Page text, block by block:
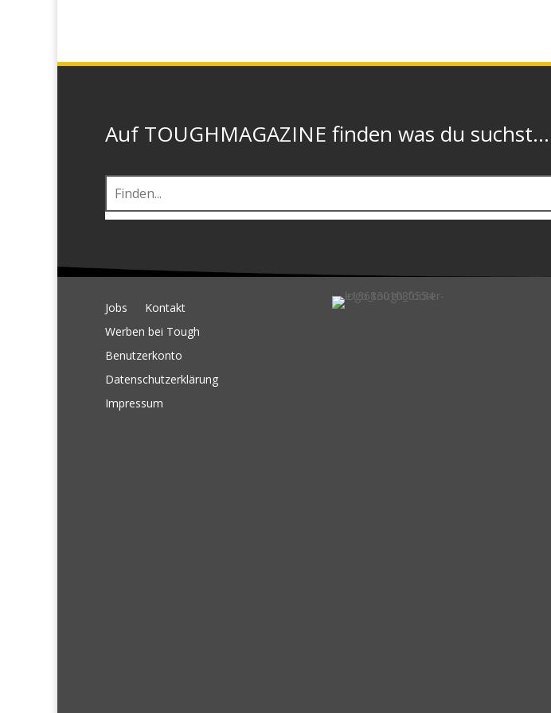
Auf TOUGHMAGAZINE finden was du suchst...
Jobs
Kontakt
Werben bei Tough
Benutzerkonto
Datenschutzerklärung
Impressum